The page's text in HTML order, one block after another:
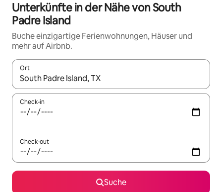
Unterkünfte in der Nähe von South
Padre Island
Buche einzigartige Ferienwohnungen, Häuser und
mehr auf Airbnb.
Ort
Wenn Ergebnisse verfügbar sind, navigiere mit den
Check-in
Check-out
Suche